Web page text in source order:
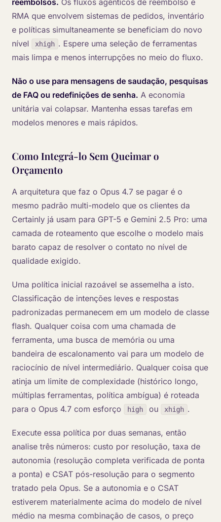
reembolsos. Os fluxos agênticos de reembolso e
RMA que envolvem sistemas de pedidos, inventário
e políticas simultaneamente se beneficiam do novo
nível
xhigh . Espere uma seleção de ferramentas
mais limpa e menos interrupções no meio do fluxo.
Não o use para mensagens de saudação, pesquisas
de FAQ ou redefinições de senha. A economia
unitária vai colapsar. Mantenha essas tarefas em
modelos menores e mais rápidos.
Como Integrá-lo Sem Queimar o
Orçamento
A arquitetura que faz o Opus 4.7 se pagar é o
mesmo padrão multi-modelo que os clientes da
Certainly já usam para GPT-5 e Gemini 2.5 Pro: uma
camada de roteamento que escolhe o modelo mais
barato capaz de resolver o contato no nível de
qualidade exigido.
Uma política inicial razoável se assemelha a isto.
Classificação de intenções leves e respostas
padronizadas permanecem em um modelo de classe
flash. Qualquer coisa com uma chamada de
ferramenta, uma busca de memória ou uma
bandeira de escalonamento vai para um modelo de
raciocínio de nível intermediário. Qualquer coisa que
atinja um limite de complexidade (histórico longo,
múltiplas ferramentas, política ambígua) é roteada
para o Opus 4.7 com esforço
high ou xhigh .
Execute essa política por duas semanas, então
analise três números: custo por resolução, taxa de
autonomia (resolução completa verificada de ponta
a ponta) e CSAT pós-resolução para o segmento
tratado pela Opus. Se a autonomia e o CSAT
estiverem materialmente acima do modelo de nível
médio na mesma combinação de casos, o preço